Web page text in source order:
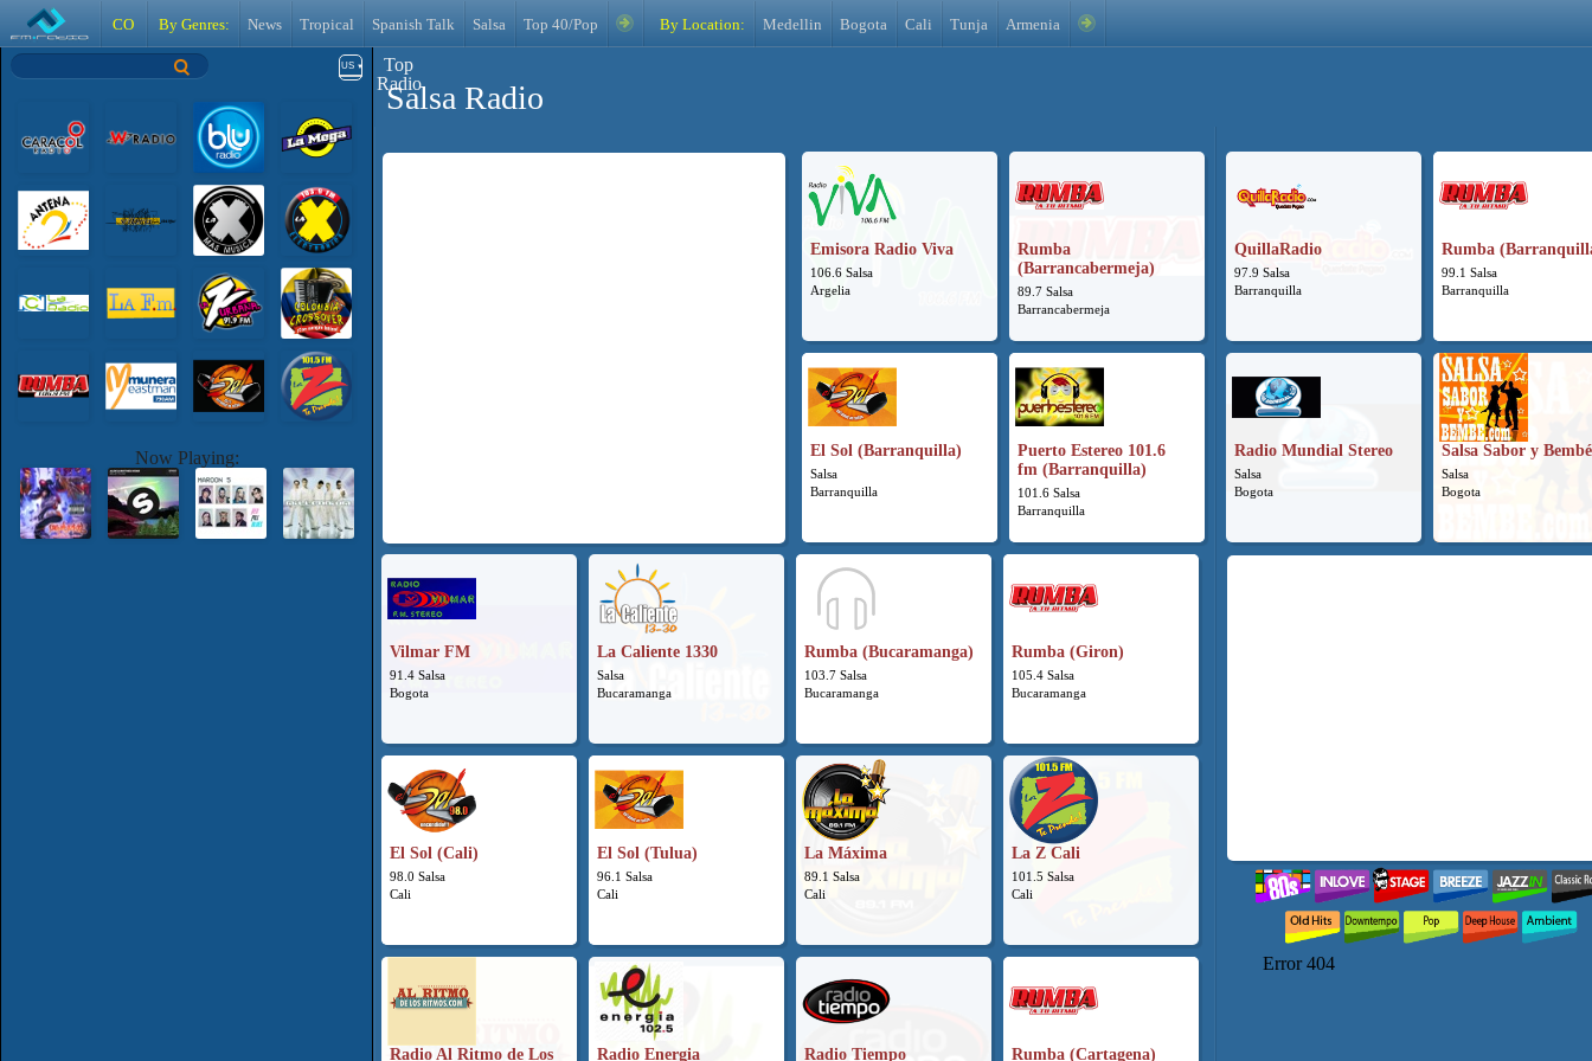
CO By Genres: News Tropical Spanish Talk Salsa Top 40/Pop By Location: Medellin Bogota Cali Tunja Armenia
Top
Radio
US
Now Playing:
Salsa Radio
Emisora Radio Viva
106.6 Salsa
Argelia
Rumba
(Barrancabermeja)
89.7 Salsa
Barrancabermeja
El Sol (Barranquilla)
Salsa
Barranquilla
Puerto Estereo 101.6
fm (Barranquilla)
101.6 Salsa
Barranquilla
Vilmar FM
91.4 Salsa
Bogota
La Caliente 1330
Salsa
Bucaramanga
Rumba (Bucaramanga)
103.7 Salsa
Bucaramanga
Rumba (Giron)
105.4 Salsa
Bucaramanga
El Sol (Cali)
98.0 Salsa
Cali
El Sol (Tulua)
96.1 Salsa
Cali
La Máxima
89.1 Salsa
Cali
La Z Cali
101.5 Salsa
Cali
Radio Al Ritmo de Los Radio Energia Radio Tiempo Rumba (Cartagena)
QuillaRadio
97.9 Salsa
Barranquilla
Rumba
99.1 Salsa
Barranquilla
Radio Mundial Stereo
Salsa
Bogota
Salsa Sabor y Bembé
Salsa
Bogota